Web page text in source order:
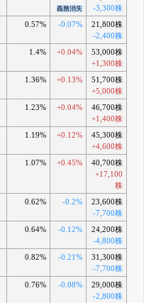
義務消失
-3,300株
0.57% -0.07%
21,800株
-2,400株
1.4% +0.04%
53,000株
+1,300株
1.36% +0.13%
51,700株
+5,000株
1.23% +0.04%
46,700株
+1,400株
1.19% +0.12%
45,300株
+4,600株
1.07% +0.45%
40,700株
+17,100
株
0.62% -0.2%
23,600株
-7,700株
0.64% -0.12%
24,200株
-4,800株
0.82% -0.21%
31,300株
-7,700株
0.76% -0.08%
29,000株
-2,800株